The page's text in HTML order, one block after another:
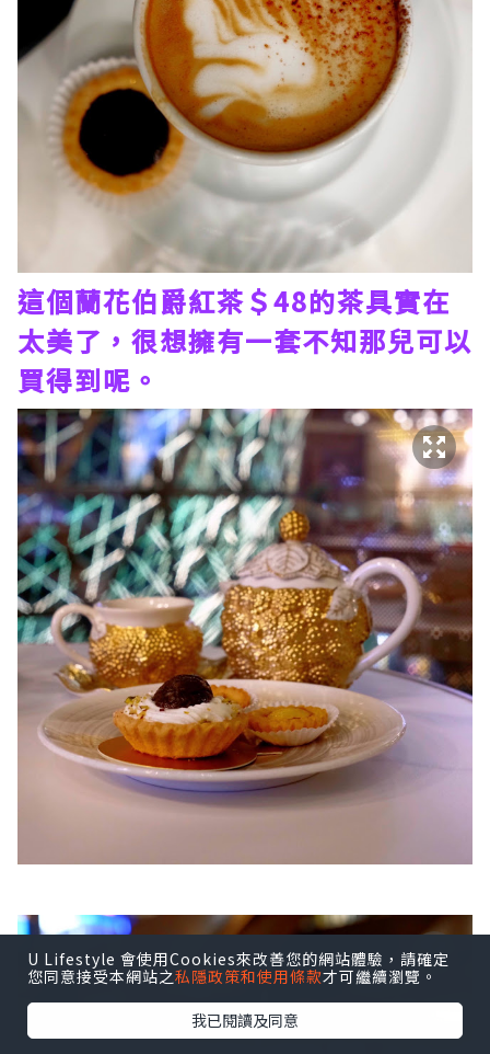
這個蘭花伯爵紅茶＄48的茶具實在
太美了，很想擁有一套不知那兒可以
買得到呢。
U Lifestyle 會使用Cookies來改善您的網站體驗，請確定
您同意接受本網站之私隱政策和使用條款才可繼續瀏覽。
我已閱讀及同意